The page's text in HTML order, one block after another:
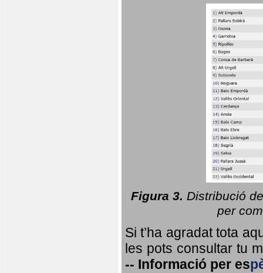
Figura 3. Distribució
per
Si t’ha agradat tota
les pots consultar tu
-- Informació per es